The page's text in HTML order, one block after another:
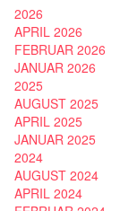
2026
APRIL 2026
FEBRUAR 2026
JANUAR 2026
2025
AUGUST 2025
APRIL 2025
JANUAR 2025
2024
AUGUST 2024
APRIL 2024